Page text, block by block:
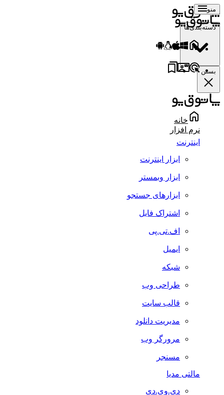
منو
دسته‌بندی‌ها
بستن
خانه
نرم افزار
اینترنت
ابزار اینترنت
ابزار وبمستر
ابزارهای جستجو
اشتراک فایل
اف.تی.پی
ایمیل
شبکه
طراحی وب
قالب سایت
مدیریت دانلود
مرورگر وب
مسنجر
مالتی مدیا
دی.وی.دی